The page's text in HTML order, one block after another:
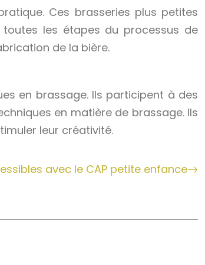
Ces brasseries plus petites
les étapes du processus de
de la bière.
en brassage. Ils participent à des
en matière de brassage. Ils
leur créativité.
avec le CAP petite enfance